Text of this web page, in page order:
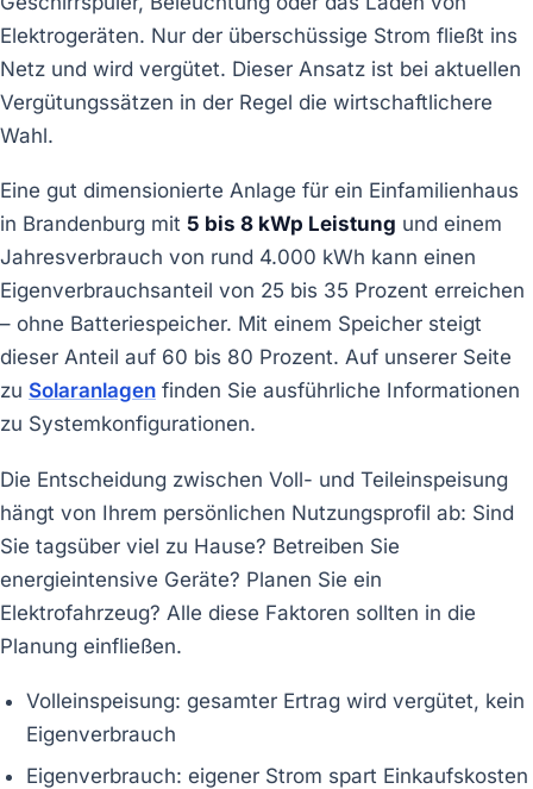
Elektrogeräten. Nur der überschüssige Strom fließt ins
Netz und wird vergütet. Dieser Ansatz ist bei aktuellen
Vergütungssätzen in der Regel die wirtschaftlichere
Wahl.
Eine gut dimensionierte Anlage für ein Einfamilienhaus
in Brandenburg mit 5 bis 8 kWp Leistung und einem
Jahresverbrauch von rund 4.000 kWh kann einen
Eigenverbrauchsanteil von 25 bis 35 Prozent erreichen
– ohne Batteriespeicher. Mit einem Speicher steigt
dieser Anteil auf 60 bis 80 Prozent. Auf unserer Seite
zu Solaranlagen finden Sie ausführliche Informationen
zu Systemkonfigurationen.
Die Entscheidung zwischen Voll- und Teileinspeisung
hängt von Ihrem persönlichen Nutzungsprofil ab: Sind
Sie tagsüber viel zu Hause? Betreiben Sie
energieintensive Geräte? Planen Sie ein
Elektrofahrzeug? Alle diese Faktoren sollten in die
Planung einfließen.
Volleinspeisung: gesamter Ertrag wird vergütet, kein
Eigenverbrauch
Eigenverbrauch: eigener Strom spart Einkaufskosten